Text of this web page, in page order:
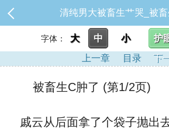
清纯男大被畜生艹哭_被
字体： 大 中 小 护
上一章
目录 下
被畜生C肿了 (第1/2页)
戚云从后面拿了个袋子抛出